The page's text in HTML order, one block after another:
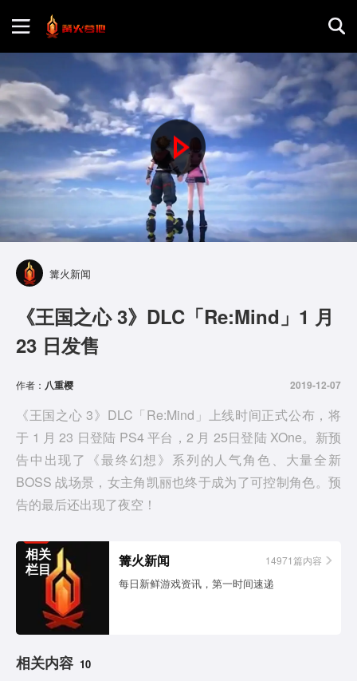
游戏评测
地图攻略
P
l
a
V
e
o
篝火新闻
《王国之心 3》DLC「Re:Mind」1 月
23 日发售
作者： 八重樱 2019-12-07
《王国之心 3》DLC「Re:Mind」上线时间正式公布，将
于 1 月 23 日登陆 PS4 平台，2 月 25日登陆 XOne。新预
告中出现了《最终幻想》系列的人气角色、大量全新
BOSS 战场景，女主角凯丽也终于成为了可控制角色。预
告的最后还出现了夜空！
相关
栏目
篝火新闻 14971篇内容
每日新鲜游戏资讯，第一时间速递
相关内容 10